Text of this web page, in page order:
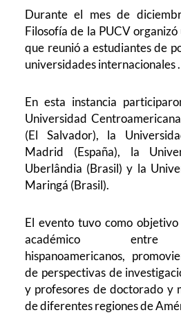
Durante el mes de
Filosofía de la PUCV
que reunió a estudiantes de
universidades internacionales .
En esta instancia
Universidad
(El Salvador), la
Madrid (España), la
Uberlândia (Brasil) y la
Maringá (Brasil).
El evento tuvo como
académico entre
hispanoamericanos,
de perspectivas de
y profesores de doctorado y
de diferentes regiones de